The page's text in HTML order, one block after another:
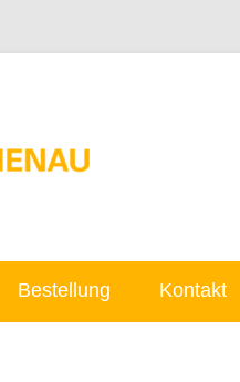
Bestellung Kontakt